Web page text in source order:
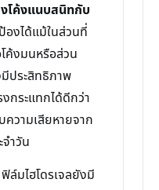
โค้งแนบสนิทกับ
องได้แม้ในส่วนที่
ค้งมนหรือส่วน
ประสิทธิภาพ
กระแทกได้ดีกว่า
ความเสียหายจาก
ำวัน
มไฮโดรเจลยังมี